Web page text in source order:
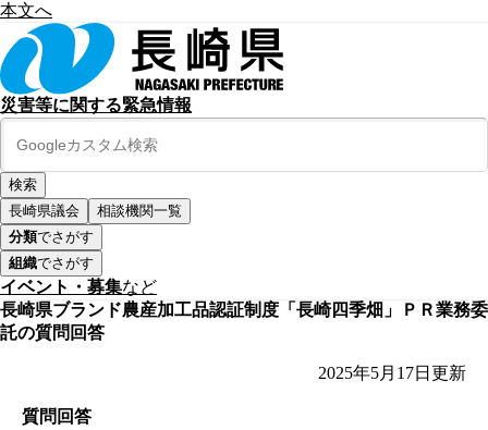
本文へ
災害等に関する緊急情報
長崎県議会
相談機関一覧
分類でさがす
組織でさがす
イベント・募集など
長崎県ブランド農産加工品認証制度「長崎四季畑」ＰＲ業務委
託の質問回答
2025年5月17日 更新
質問回答